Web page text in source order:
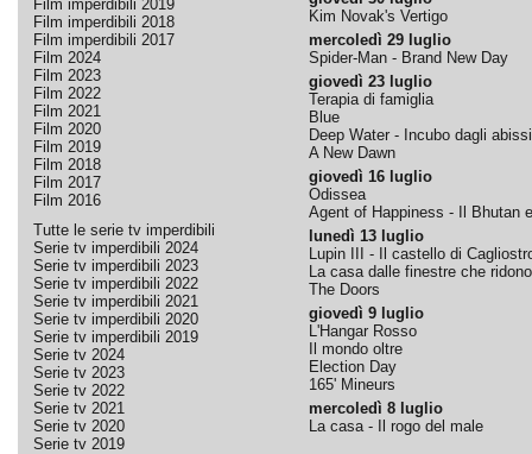
Film imperdibili 2019
Film imperdibili 2018
Film imperdibili 2017
Film 2024
Film 2023
Film 2022
Film 2021
Film 2020
Film 2019
Film 2018
Film 2017
Film 2016
Tutte le serie tv imperdibili
Serie tv imperdibili 2024
Serie tv imperdibili 2023
Serie tv imperdibili 2022
Serie tv imperdibili 2021
Serie tv imperdibili 2020
Serie tv imperdibili 2019
Serie tv 2024
Serie tv 2023
Serie tv 2022
Serie tv 2021
Serie tv 2020
Serie tv 2019
Kim Novak's Vertigo
mercoledì 29 luglio
Spider-Man - Brand New Day
giovedì 23 luglio
Terapia di famiglia
Blue
Deep Water - Incubo dagli abissi
A New Dawn
giovedì 16 luglio
Odissea
Agent of Happiness - Il Bhutan
lunedì 13 luglio
Lupin III - Il castello di
La casa dalle finestre che ridono
The Doors
giovedì 9 luglio
L'Hangar Rosso
Il mondo oltre
Election Day
165' Mineurs
mercoledì 8 luglio
La casa - Il rogo del male